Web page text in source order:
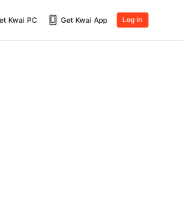
Kwai PC Get Kwai App Log in